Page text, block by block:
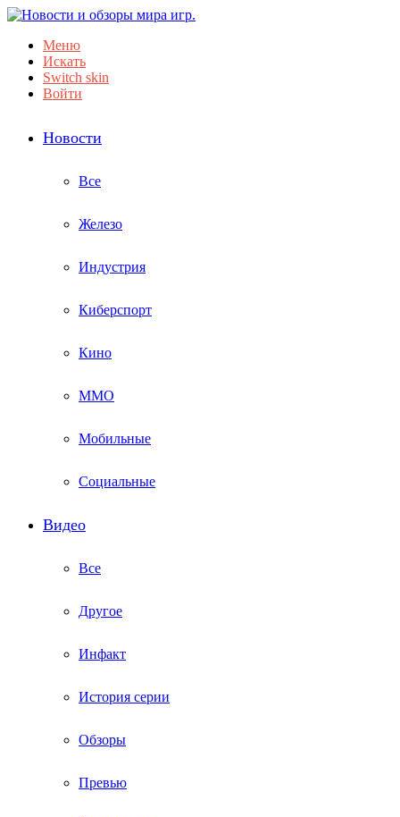
Меню
Искать
Switch skin
Войти
Новости
Все
Железо
Индустрия
Киберспорт
Кино
ММО
Мобильные
Социальные
Видео
Все
Другое
Инфакт
История серии
Обзоры
Превью